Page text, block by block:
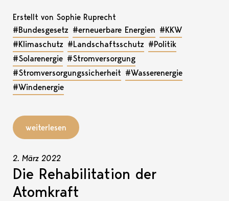
Erstellt von Sophie Ruprecht
#Bundesgesetz #erneuerbare Energien #KKW
#Klimaschutz #Landschaftsschutz #Politik
#Solarenergie #Stromversorgung
#Stromversorgungssicherheit #Wasserenergie
#Windenergie
weiterlesen
2. März 2022
Die Rehabilitation der
Atomkraft